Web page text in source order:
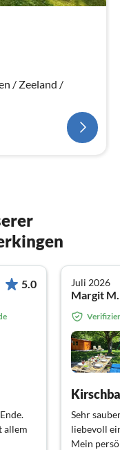
/ Zeeland /
5.0
allem
Juli 2026
Sehr
liebevoll
Mein